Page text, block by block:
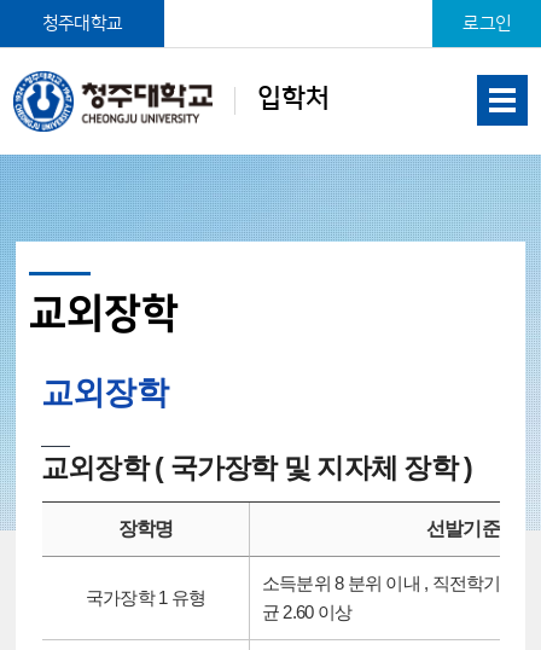
입학처
청주대학교 로그인
교외장학
교외장학
교외장학 ( 국가장학 및 지자체 장학 )
장학명 선발기준
국가장학 1 유형
소득분위 8 분위 이내 , 직전학기 취
균 2.60 이상